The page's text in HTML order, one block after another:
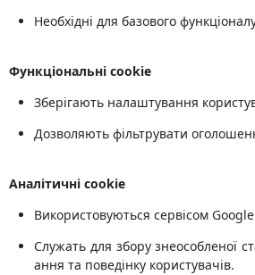
Необхідні для базового
Функціональні cookie
Зберігають налаштування
Дозволяють фільтрувати
Аналітичні cookie
Використовуються сервісом
Служать для збору знеособленої
ання та поведінку користувачів.